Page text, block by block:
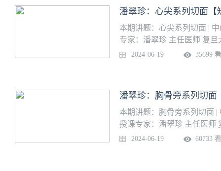
潘翠珍：心尖系列切面【
本期讲题：心尖系列切面 |
专家：潘翠珍 主任医师 复
2024-06-19 35699
潘翠珍：胸骨旁系列切面
本期讲题：胸骨旁系列切面
授课专家：潘翠珍 主任医师
2024-06-19 60733